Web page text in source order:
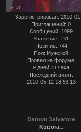
Зарегистрирован: 2010-
Приглашений: 0
Сообщений: 1099
Уважение: +31
Позитив: +44
Пол: Мужской
Провел на форуме:
9 дней 23 часа
Последний визит:
2010-05-12 18:53:13
Damon Salvatore
Koizora...